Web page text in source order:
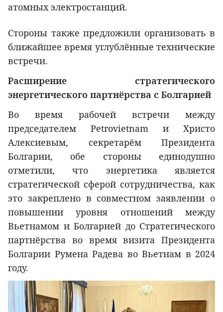
атомных электростанций.
Стороны также предложили организовать в
ближайшее время углублённые технические
встречи.
Расширение стратегического
энергетического партнёрства с Болгарией
Во время рабочей встречи между
председателем Petrovietnam и Христо
Алексиевым, секретарём Президента
Болгарии, обе стороны единодушно
отметили, что энергетика является
стратегической сферой сотрудничества, как
это закреплено в совместном заявлении о
повышении уровня отношений между
Вьетнамом и Болгарией до Стратегического
партнёрства во время визита Президента
Болгарии Румена Радева во Вьетнам в 2024
году.